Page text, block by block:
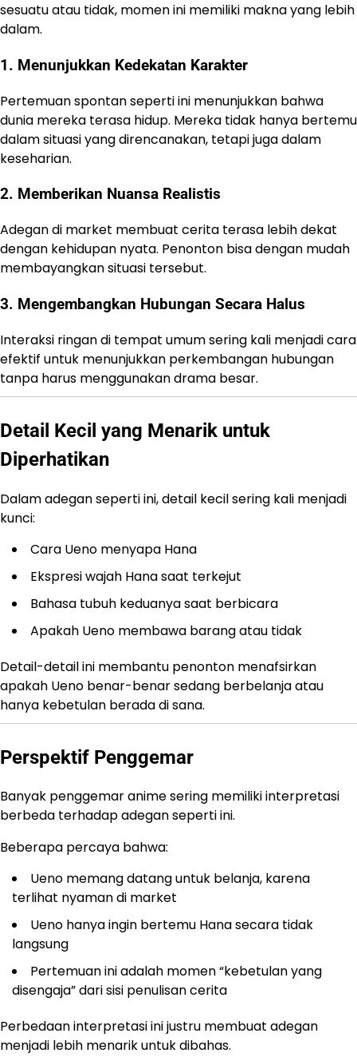
sesuatu atau tidak, momen ini memiliki makna yang lebih
dalam.
1. Menunjukkan Kedekatan Karakter
Pertemuan spontan seperti ini menunjukkan bahwa
dunia mereka terasa hidup. Mereka tidak hanya bertemu
dalam situasi yang direncanakan, tetapi juga dalam
keseharian.
2. Memberikan Nuansa Realistis
Adegan di market membuat cerita terasa lebih dekat
dengan kehidupan nyata. Penonton bisa dengan mudah
membayangkan situasi tersebut.
3. Mengembangkan Hubungan Secara Halus
Interaksi ringan di tempat umum sering kali menjadi cara
efektif untuk menunjukkan perkembangan hubungan
tanpa harus menggunakan drama besar.
Detail Kecil yang Menarik untuk
Diperhatikan
Dalam adegan seperti ini, detail kecil sering kali menjadi
kunci:
Cara Ueno menyapa Hana
Ekspresi wajah Hana saat terkejut
Bahasa tubuh keduanya saat berbicara
Apakah Ueno membawa barang atau tidak
Detail-detail ini membantu penonton menafsirkan
apakah Ueno benar-benar sedang berbelanja atau
hanya kebetulan berada di sana.
Perspektif Penggemar
Banyak penggemar anime sering memiliki interpretasi
berbeda terhadap adegan seperti ini.
Beberapa percaya bahwa:
Ueno memang datang untuk belanja, karena
terlihat nyaman di market
Ueno hanya ingin bertemu Hana secara tidak
langsung
Pertemuan ini adalah momen “kebetulan yang
disengaja” dari sisi penulisan cerita
Perbedaan interpretasi ini justru membuat adegan
menjadi lebih menarik untuk dibahas.